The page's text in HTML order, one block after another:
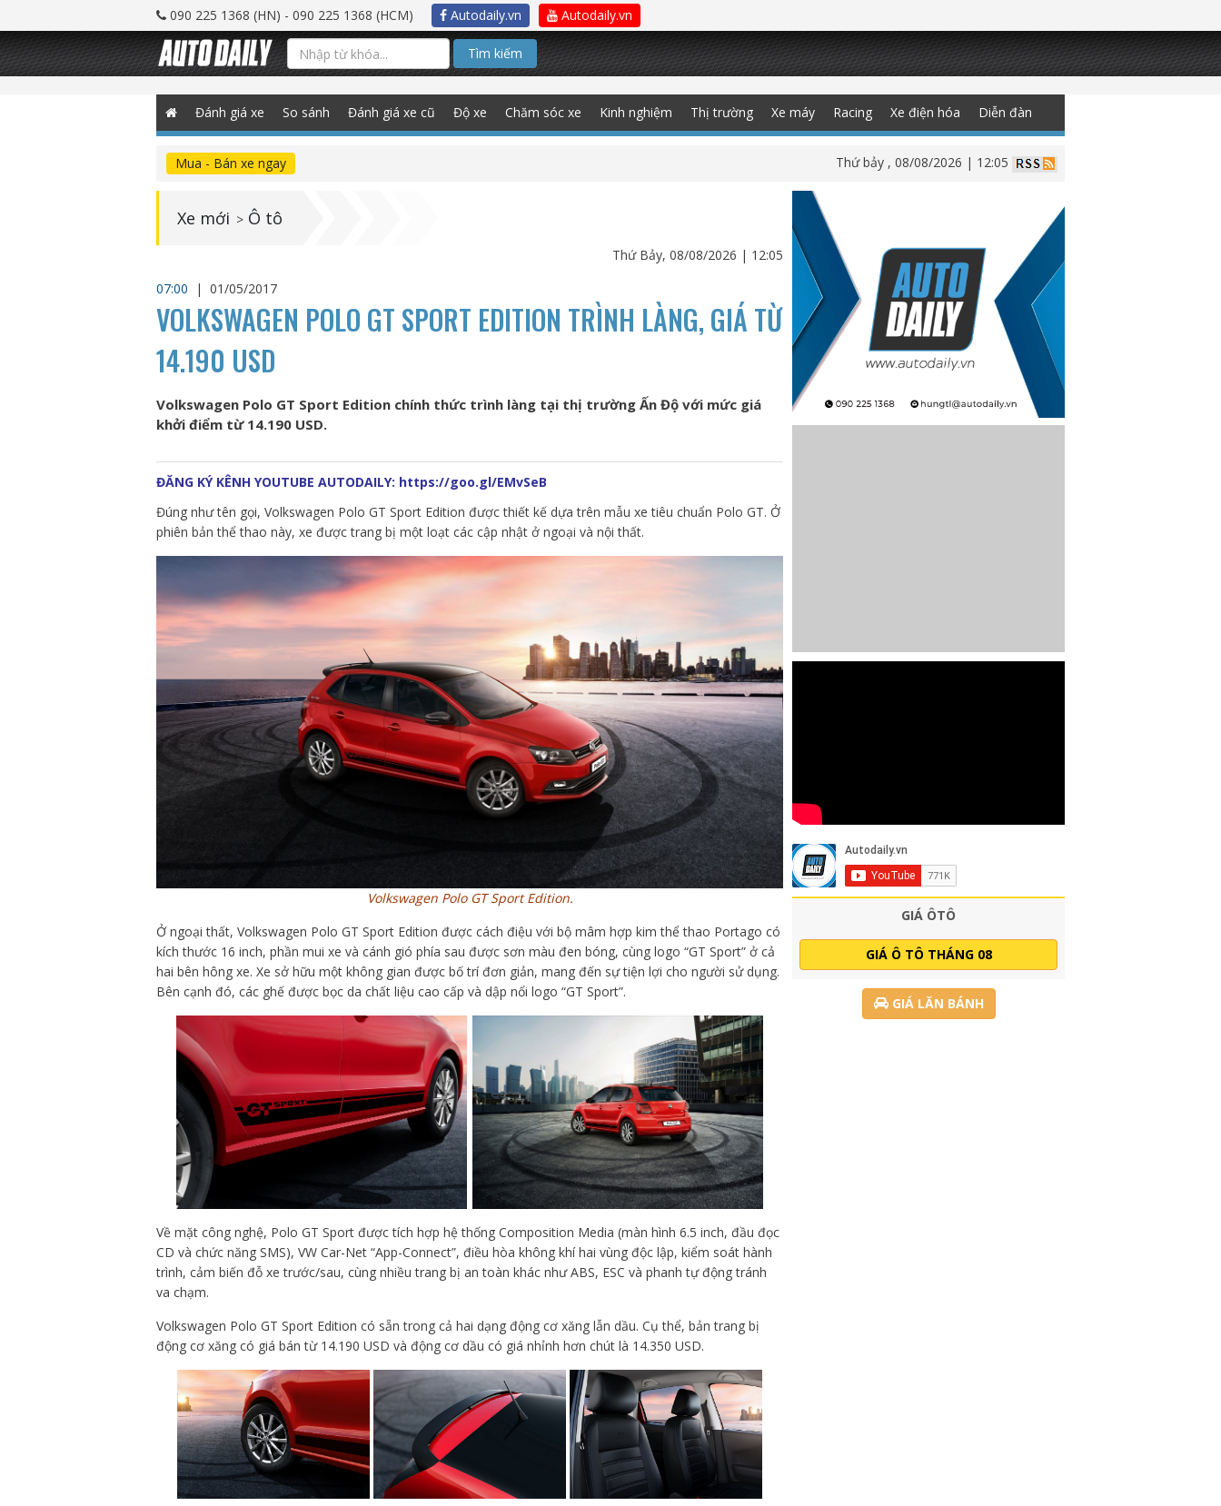
090 225 1368 (HN) - 090 225 1368 (HCM) Autodaily.vn Autodaily.vn
Tìm kiếm
Đánh giá xe So sánh Đánh giá xe cũ Độ xe Chăm sóc xe Kinh nghiệm Thị trường Xe máy Racing Xe điện hóa Diễn đàn
Mua - Bán xe ngay Thứ bảy , 08/08/2026 | 12:05
Xe mới > Ô tô
Thứ Bảy, 08/08/2026 | 12:05
07:00
| 01/05/2017
VOLKSWAGEN POLO GT SPORT EDITION TRÌNH LÀNG, GIÁ TỪ
14.190 USD
Volkswagen Polo GT Sport Edition chính thức trình làng tại thị trường Ấn Độ với mức giá
khởi điểm từ 14.190 USD.
ĐĂNG KÝ KÊNH YOUTUBE AUTODAILY: https://goo.gl/EMvSeB
Đúng như tên gọi, Volkswagen Polo GT Sport Edition được thiết kế dựa trên mẫu xe tiêu chuẩn Polo GT. Ở
phiên bản thể thao này, xe được trang bị một loạt các cập nhật ở ngoại và nội thất.
Volkswagen Polo GT Sport Edition.
Ở ngoại thất, Volkswagen Polo GT Sport Edition được cách điệu với bộ mâm hợp kim thể thao Portago có
kích thước 16 inch, phần mui xe và cánh gió phía sau được sơn màu đen bóng, cùng logo “GT Sport” ở cả
hai bên hông xe. Xe sở hữu một không gian được bố trí đơn giản, mang đến sự tiện lợi cho người sử dụng.
Bên cạnh đó, các ghế được bọc da chất liệu cao cấp và dập nổi logo “GT Sport”.
Về mặt công nghệ, Polo GT Sport được tích hợp hệ thống Composition Media (màn hình 6.5 inch, đầu đọc
CD và chức năng SMS), VW Car-Net “App-Connect”, điều hòa không khí hai vùng độc lập, kiểm soát hành
trình, cảm biến đỗ xe trước/sau, cùng nhiều trang bị an toàn khác như ABS, ESC và phanh tự động tránh
va chạm.
Volkswagen Polo GT Sport Edition có sẵn trong cả hai dạng động cơ xăng lẫn dầu. Cụ thể, bản trang bị
động cơ xăng có giá bán từ 14.190 USD và động cơ dầu có giá nhỉnh hơn chút là 14.350 USD.
GIÁ ÔTÔ
GIÁ Ô TÔ THÁNG 08
GIÁ LĂN BÁNH